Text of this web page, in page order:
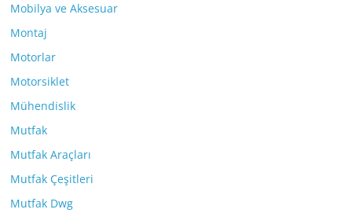
Mobilya ve Aksesuar
Montaj
Motorlar
Motorsiklet
Mühendislik
Mutfak
Mutfak Araçları
Mutfak Çeşitleri
Mutfak Dwg